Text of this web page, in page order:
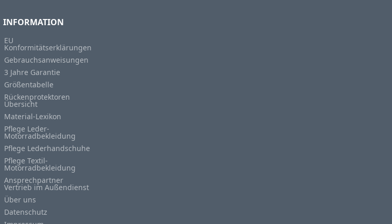
INFORMATION
EU
Konformitätserklärungen
Gebrauchsanweisungen
3 Jahre Garantie
Größentabelle
Rückenprotektoren
Übersicht
Material-Lexikon
Pflege Leder-
Motorradbekleidung
Pflege Lederhandschuhe
Pflege Textil-
Motorradbekleidung
Ansprechpartner
Vertrieb im Außendienst
Über uns
Datenschutz